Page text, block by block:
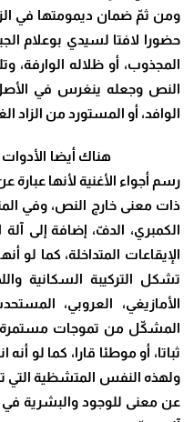
ومن ثمّ ضمان ديمومتها في
حضورا لافتا لسيدي بوعلام
المجذوب، أو ظلاله الوارفة،
النص وجعله ينغرس في
الوافد، أو المستورد من الزاد
هناك أيضا
رسم أجواء الأغنية لأنها عبارة
ذات معنى خارج النص، وفي
الكمبري، الدفّ، إضافة إلى
الإيقاعات المتداخلة، كما لو
تشكل التركيبة السكانية
الأمازيغي، العروبي،
المشكّل من تموجات مستمرة
ثباتا، أو موطئا قارا، كما لو
ولهذه النفس المتشظية التي
عن معنى للوجود والبشرية في